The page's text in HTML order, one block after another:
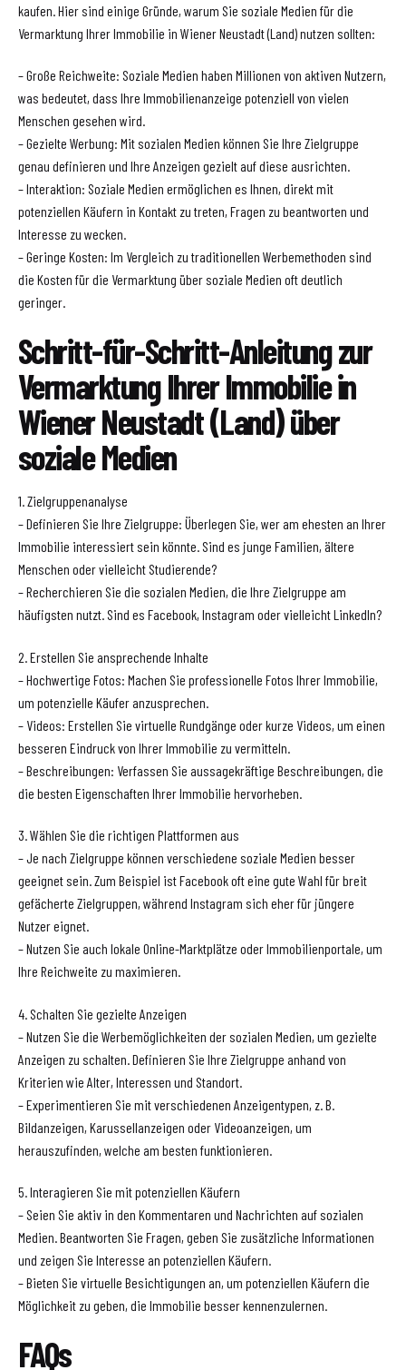
kaufen. Hier sind einige Gründe, warum Sie soziale Medien für die
Vermarktung Ihrer Immobilie in Wiener Neustadt (Land) nutzen sollten:
– Große Reichweite: Soziale Medien haben Millionen von aktiven Nutzern,
was bedeutet, dass Ihre Immobilienanzeige potenziell von vielen
Menschen gesehen wird.
– Gezielte Werbung: Mit sozialen Medien können Sie Ihre Zielgruppe
genau definieren und Ihre Anzeigen gezielt auf diese ausrichten.
– Interaktion: Soziale Medien ermöglichen es Ihnen, direkt mit
potenziellen Käufern in Kontakt zu treten, Fragen zu beantworten und
Interesse zu wecken.
– Geringe Kosten: Im Vergleich zu traditionellen Werbemethoden sind
die Kosten für die Vermarktung über soziale Medien oft deutlich
geringer.
Schritt-für-Schritt-Anleitung zur
Vermarktung Ihrer Immobilie in
Wiener Neustadt (Land) über
soziale Medien
1. Zielgruppenanalyse
– Definieren Sie Ihre Zielgruppe: Überlegen Sie, wer am ehesten an Ihrer
Immobilie interessiert sein könnte. Sind es junge Familien, ältere
Menschen oder vielleicht Studierende?
– Recherchieren Sie die sozialen Medien, die Ihre Zielgruppe am
häufigsten nutzt. Sind es Facebook, Instagram oder vielleicht LinkedIn?
2. Erstellen Sie ansprechende Inhalte
– Hochwertige Fotos: Machen Sie professionelle Fotos Ihrer Immobilie,
um potenzielle Käufer anzusprechen.
– Videos: Erstellen Sie virtuelle Rundgänge oder kurze Videos, um einen
besseren Eindruck von Ihrer Immobilie zu vermitteln.
– Beschreibungen: Verfassen Sie aussagekräftige Beschreibungen, die
die besten Eigenschaften Ihrer Immobilie hervorheben.
3. Wählen Sie die richtigen Plattformen aus
– Je nach Zielgruppe können verschiedene soziale Medien besser
geeignet sein. Zum Beispiel ist Facebook oft eine gute Wahl für breit
gefächerte Zielgruppen, während Instagram sich eher für jüngere
Nutzer eignet.
– Nutzen Sie auch lokale Online-Marktplätze oder Immobilienportale, um
Ihre Reichweite zu maximieren.
4. Schalten Sie gezielte Anzeigen
– Nutzen Sie die Werbemöglichkeiten der sozialen Medien, um gezielte
Anzeigen zu schalten. Definieren Sie Ihre Zielgruppe anhand von
Kriterien wie Alter, Interessen und Standort.
– Experimentieren Sie mit verschiedenen Anzeigentypen, z. B.
Bildanzeigen, Karussellanzeigen oder Videoanzeigen, um
herauszufinden, welche am besten funktionieren.
5. Interagieren Sie mit potenziellen Käufern
– Seien Sie aktiv in den Kommentaren und Nachrichten auf sozialen
Medien. Beantworten Sie Fragen, geben Sie zusätzliche Informationen
und zeigen Sie Interesse an potenziellen Käufern.
– Bieten Sie virtuelle Besichtigungen an, um potenziellen Käufern die
Möglichkeit zu geben, die Immobilie besser kennenzulernen.
FAQs